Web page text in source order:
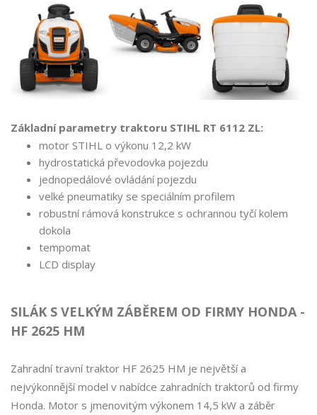
Základní parametry traktoru STIHL RT 6112 ZL:
motor STIHL o výkonu 12,2 kW
hydrostatická převodovka pojezdu
jednopedálové ovládání pojezdu
velké pneumatiky se speciálním profilem
robustní rámová konstrukce s ochrannou tyčí kolem
dokola
tempomat
LCD display
SILÁK S VELKÝM ZÁBĚREM OD FIRMY HONDA -
HF 2625 HM
Zahradní travní traktor HF 2625 HM je největší a
nejvýkonnější model v nabídce zahradních traktorů od firmy
Honda. Motor s jmenovitým výkonem 14,5 kW a záběr